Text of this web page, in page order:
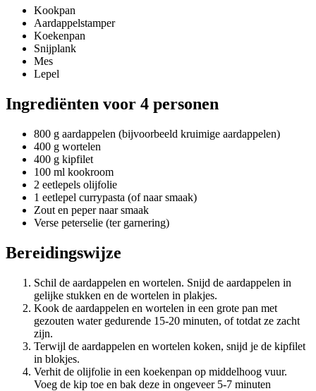
Kookpan
Aardappelstamper
Koekenpan
Snijplank
Mes
Lepel
Ingrediënten voor 4 personen
800 g aardappelen (bijvoorbeeld kruimige aardappelen)
400 g wortelen
400 g kipfilet
100 ml kookroom
2 eetlepels olijfolie
1 eetlepel currypasta (of naar smaak)
Zout en peper naar smaak
Verse peterselie (ter garnering)
Bereidingswijze
Schil de aardappelen en wortelen. Snijd de aardappelen in
gelijke stukken en de wortelen in plakjes.
Kook de aardappelen en wortelen in een grote pan met
gezouten water gedurende 15-20 minuten, of totdat ze zacht
zijn.
Terwijl de aardappelen en wortelen koken, snijd je de kipfilet
in blokjes.
Verhit de olijfolie in een koekenpan op middelhoog vuur.
Voeg de kip toe en bak deze in ongeveer 5-7 minuten